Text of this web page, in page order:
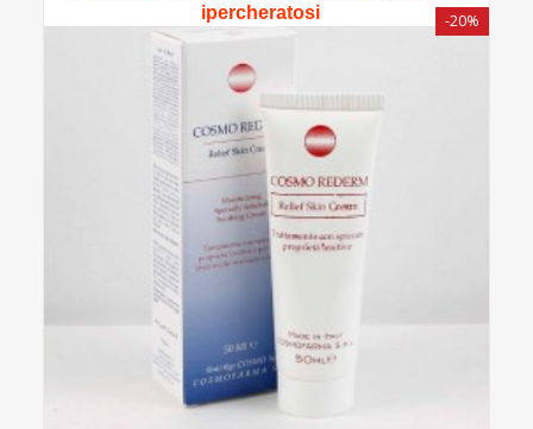
ipercheratosi
-20%